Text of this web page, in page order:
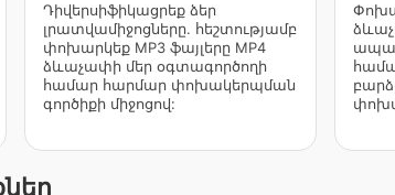
Դիվերսիֆիկացրեք ձեր
լրատվամիջոցները. հեշտությամբ
փոխարկեք MP3 ֆայլերը MP4
ձևաչափի մեր օգտագործողի
համար հարմար փոխակերպման
գործիքի միջոցով: